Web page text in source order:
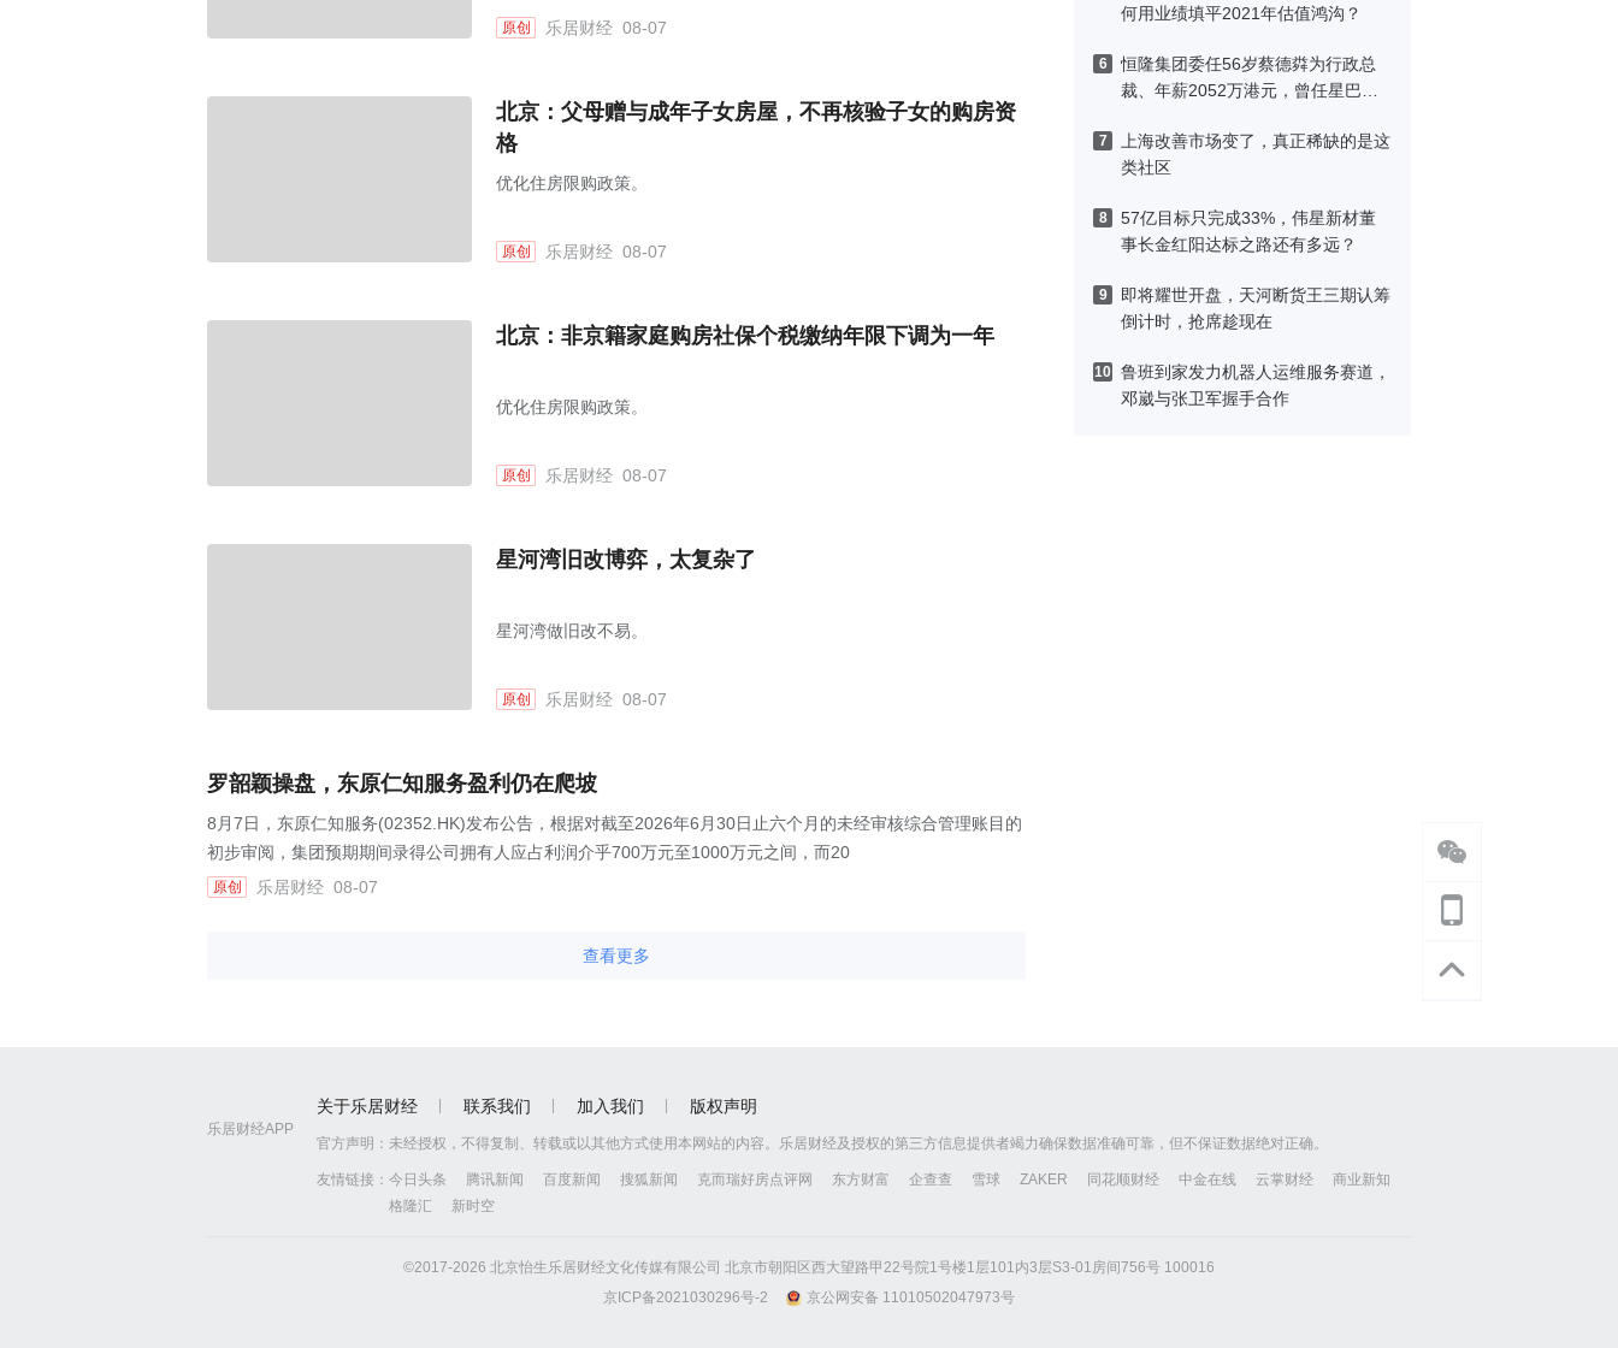
何用业绩填平2021年估值鸿沟？
6
恒隆集团委任56岁蔡德粦为行政总
裁、年薪2052万港元，曾任星巴克
7
上海改善市场变了，真正稀缺的是这
类社区
8
57亿目标只完成33%，伟星新材董
事长金红阳达标之路还有多远？
9
即将耀世开盘，天河断货王三期认筹
倒计时，抢席趁现在
10 鲁班到家发力机器人运维服务赛道，
邓崴与张卫军握手合作
原创 乐居财经 08-07
北京：父母赠与成年子女房屋，不再核验子女的购房资
格
优化住房限购政策。
原创 乐居财经 08-07
北京：非京籍家庭购房社保个税缴纳年限下调为一年
优化住房限购政策。
原创 乐居财经 08-07
星河湾旧改博弈，太复杂了
星河湾做旧改不易。
原创 乐居财经 08-07
罗韶颖操盘，东原仁知服务盈利仍在爬坡
8月7日，东原仁知服务(02352.HK)发布公告，根据对截至2026年6月30日止六个月的未经审核综合管理账目的
初步审阅，集团预期期间录得公司拥有人应占利润介乎700万元至1000万元之间，而20
原创 乐居财经 08-07
查看更多
乐居财经APP
关于乐居财经 联系我们 加入我们 版权声明
官方声明： 未经授权，不得复制、转载或以其他方式使用本网站的内容。乐居财经及授权的第三方信息提供者竭力确保数据准确可靠，但不保证数据绝对正确。
友情链接： 今日头条 腾讯新闻 百度新闻 搜狐新闻 克而瑞好房点评网 东方财富 企查查 雪球 ZAKER 同花顺财经 中金在线 云掌财经
商业新知
格隆汇
新时空
©2017-2026 北京怡生乐居财经文化传媒有限公司 北京市朝阳区西大望路甲22号院1号楼1层101内3层S3-01房间756号 100016
京ICP备2021030296号-2
京公网安备 11010502047973号